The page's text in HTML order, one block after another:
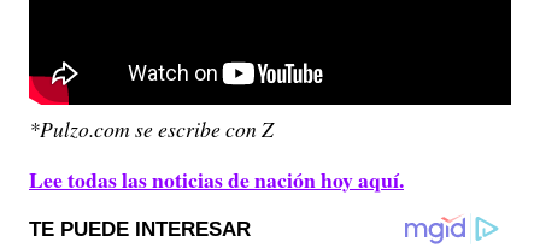
*Pulzo.com se escribe con Z
Lee todas las noticias de nación hoy aquí.